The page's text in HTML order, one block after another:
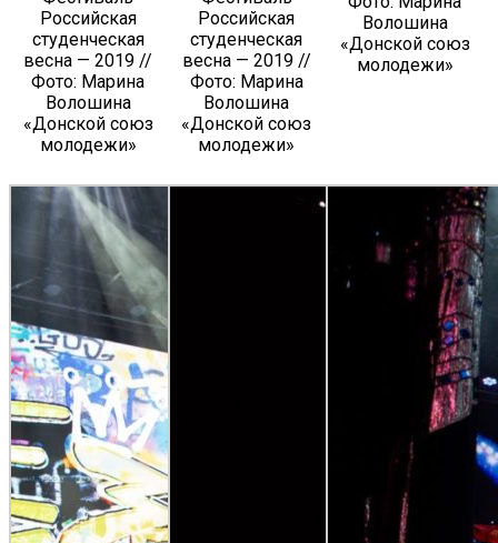
Российская
студенческая
весна — 2019 //
Фото: Марина
Волошина
«Донской союз
молодежи»
Российская
студенческая
весна — 2019 //
Фото: Марина
Волошина
«Донской союз
молодежи»
Волошина
«Донской союз
молодежи»